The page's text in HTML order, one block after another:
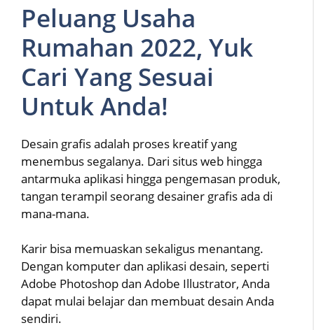
Peluang Usaha
Rumahan 2022, Yuk
Cari Yang Sesuai
Untuk Anda!
Desain grafis adalah proses kreatif yang
menembus segalanya. Dari situs web hingga
antarmuka aplikasi hingga pengemasan produk,
tangan terampil seorang desainer grafis ada di
mana-mana.
Karir bisa memuaskan sekaligus menantang.
Dengan komputer dan aplikasi desain, seperti
Adobe Photoshop dan Adobe Illustrator, Anda
dapat mulai belajar dan membuat desain Anda
sendiri.